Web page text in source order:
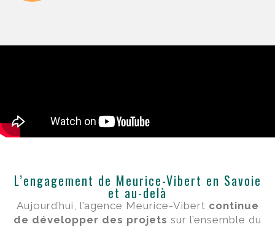
L’engagement de Meurice-Vibert en Savoie
et au-delà
Aujourd’hui, l’agence Meurice-Vibert continue
de développer des projets sur l’ensemble du